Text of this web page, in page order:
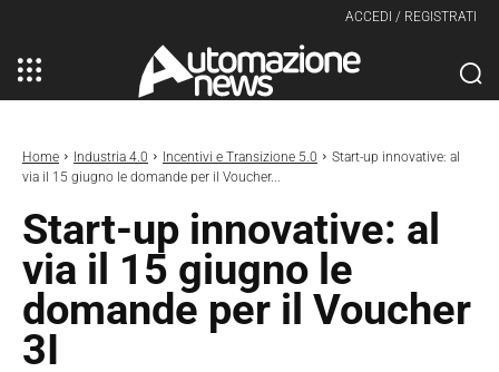
ACCEDI / REGISTRATI
Home Industria 4.0 Incentivi e Transizione 5.0
Start-up innovative: al
via il 15 giugno le domande per il Voucher...
Start-up innovative: al
via il 15 giugno le
domande per il Voucher
3I